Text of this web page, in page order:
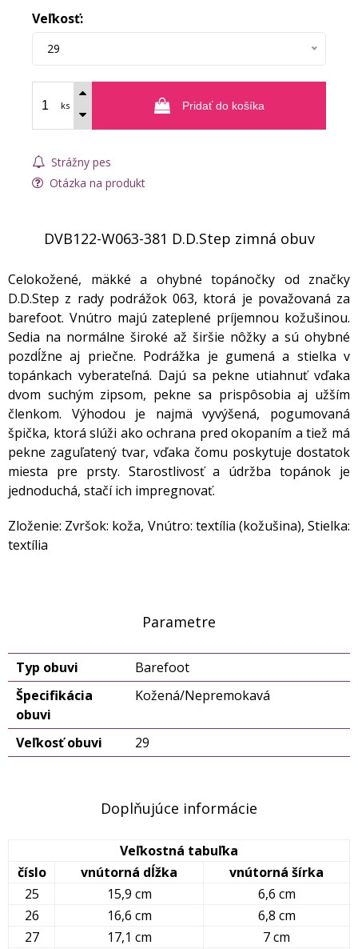
Veľkosť:
29
ks Pridať do košíka
Strážny pes
Otázka na produkt
DVB122-W063-381 D.D.Step zimná obuv
Celokožené, mäkké a ohybné topánočky od značky
D.D.Step z rady podrážok 063, ktorá je považovaná za
barefoot. Vnútro majú zateplené príjemnou kožušinou.
Sedia na normálne široké až širšie nôžky a sú ohybné
pozdĺžne aj priečne. Podrážka je gumená a stielka v
topánkach vyberateľná. Dajú sa pekne utiahnuť vďaka
dvom suchým zipsom, pekne sa prispôsobia aj užším
členkom. Výhodou je najmä vyvýšená, pogumovaná
špička, ktorá slúži ako ochrana pred okopaním a tiež má
pekne zaguľatený tvar, vďaka čomu poskytuje dostatok
miesta pre prsty. Starostlivosť a údržba topánok je
jednoduchá, stačí ich impregnovať.
Zloženie: Zvršok: koža, Vnútro: textília (kožušina), Stielka:
textília
Parametre
Typ obuvi
Barefoot
Špecifikácia
obuvi
Kožená/Nepremokavá
Veľkosť obuvi 29
Doplňujúce informácie
Veľkostná tabuľka
číslo
vnútorná dĺžka
vnútorná šírka
25
15,9 cm
6,6 cm
26
16,6 cm
6,8 cm
27
17,1 cm
7 cm